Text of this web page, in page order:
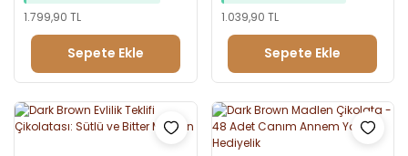
1.799,90 TL
Sepete Ekle
1.039,90 TL
Sepete Ekle